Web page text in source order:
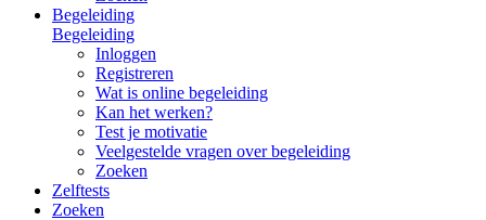
Begeleiding
Begeleiding
Inloggen
Registreren
Wat is online begeleiding
Kan het werken?
Test je motivatie
Veelgestelde vragen over begeleiding
Zoeken
Zelftests
Zoeken